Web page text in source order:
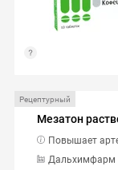
Рецептурный
Мезатон
Дальхимфарм
Повышает